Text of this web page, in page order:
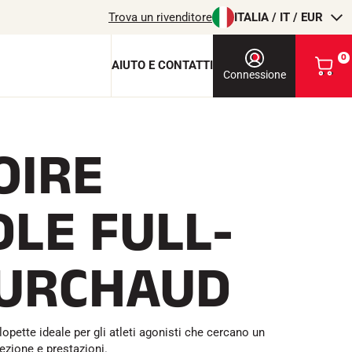
Trova un rivenditore ITALIA / IT / EUR
EQUITAZIONE
AIUTO E CONTATTI
Connessione
0
V
s
FULL-
ideale per gli atleti agonisti che cercano un
e prestazioni.